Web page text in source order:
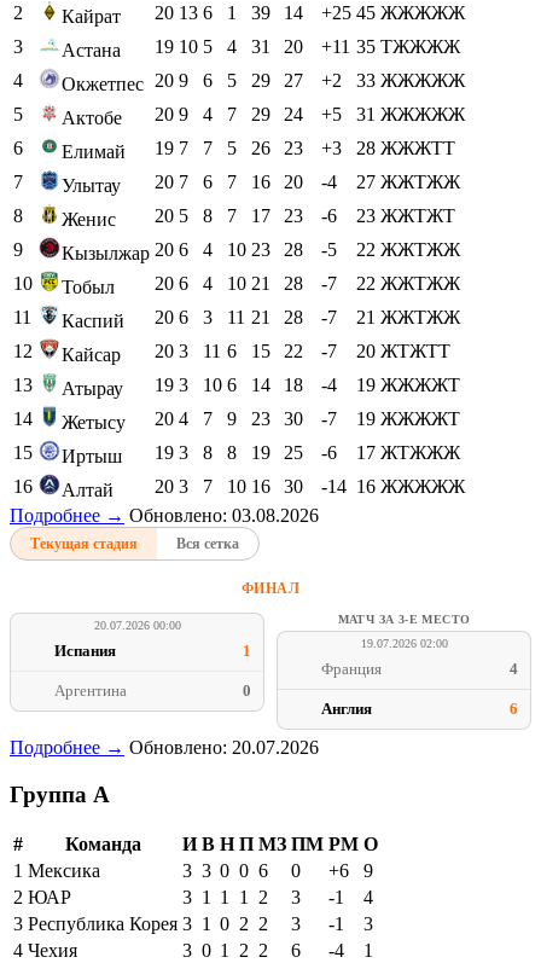
2
Кайрат 20 13 6 1 39 14 +25 45 ЖЖЖЖЖ
3
Астана 19 10 5 4 31 20 +11 35 ТЖЖЖЖ
4
Окжетпес 20 9 6 5 29 27 +2 33 ЖЖЖЖЖ
5
Актобе 20 9 4 7 29 24 +5 31 ЖЖЖЖЖ
6
Елимай 19 7 7 5 26 23 +3 28 ЖЖЖТТ
7
Улытау 20 7 6 7 16 20 -4 27 ЖЖТЖЖ
8
Женис 20 5 8 7 17 23 -6 23 ЖЖТЖТ
9
Кызылжар 20 6 4 10 23 28 -5 22 ЖЖТЖЖ
10
Тобыл 20 6 4 10 21 28 -7 22 ЖЖТЖЖ
11
Каспий 20 6 3 11 21 28 -7 21 ЖЖТЖЖ
12
Кайсар 20 3 11 6 15 22 -7 20 ЖТЖТТ
13
Атырау 19 3 10 6 14 18 -4 19 ЖЖЖЖТ
14
Жетысу 20 4 7 9 23 30 -7 19 ЖЖЖЖТ
15
Иртыш 19 3 8 8 19 25 -6 17 ЖТЖЖЖ
16
Алтай 20 3 7 10 16 30 -14 16 ЖЖЖЖЖ
Подробнее → Обновлено: 03.08.2026
Текущая стадия Вся сетка
ФИНАЛ
20.07.2026 00:00
Испания 1
Аргентина 0
МАТЧ ЗА 3-Е МЕСТО
19.07.2026 02:00
Франция 4
Англия 6
Подробнее → Обновлено: 20.07.2026
Группа A
# Команда И В Н П МЗ ПМ РМ О
1 Мексика 3 3 0 0 6 0 +6
9
2 ЮАР 3 1 1 1 2 3 -1
4
3 Республика Корея 3 1 0 2 2 3 -1
3
4 Чехия 3 0 1 2 2 6 -4
1